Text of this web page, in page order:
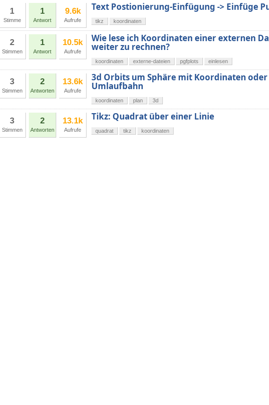
1
Stimme
1
Antwort
9.6k
Aufrufe
Text Postionierung-Einfügung -> Einfüge
tikz koordinaten
2
Stimmen
1
Antwort
10.5k
Aufrufe
Wie lese ich Koordinaten einer externen
weiter zu rechnen?
koordinaten externe-dateien pgfplots einlesen
3
Stimmen
2
Antworten
13.6k
Aufrufe
3d Orbits um Sphäre mit Koordinaten
Umlaufbahn
koordinaten plan 3d
3
Stimmen
2
Antworten
13.1k
Aufrufe
Tikz: Quadrat über einer Linie
quadrat tikz koordinaten